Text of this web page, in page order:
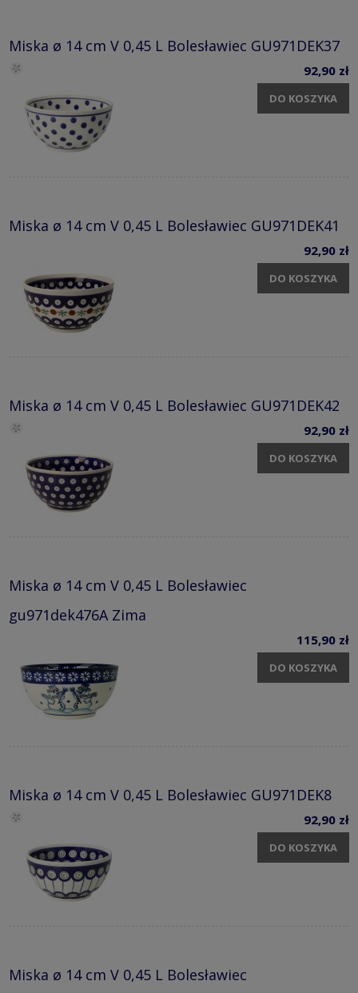
Miska ø 14 cm V 0,45 L Bolesławiec GU971DEK37
92,90 zł
DO KOSZYKA
Miska ø 14 cm V 0,45 L Bolesławiec GU971DEK41
92,90 zł
DO KOSZYKA
Miska ø 14 cm V 0,45 L Bolesławiec GU971DEK42
92,90 zł
DO KOSZYKA
Miska ø 14 cm V 0,45 L Bolesławiec
gu971dek476A Zima
115,90 zł
DO KOSZYKA
Miska ø 14 cm V 0,45 L Bolesławiec GU971DEK8
92,90 zł
DO KOSZYKA
Miska ø 14 cm V 0,45 L Bolesławiec